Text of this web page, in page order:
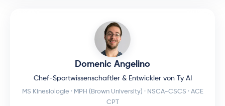
Domenic Angelino
Chef-Sportwissenschaftler & Entwickler von Ty AI
MS Kinesiologie · MPH (Brown University) · NSCA-CSCS · ACE
CPT